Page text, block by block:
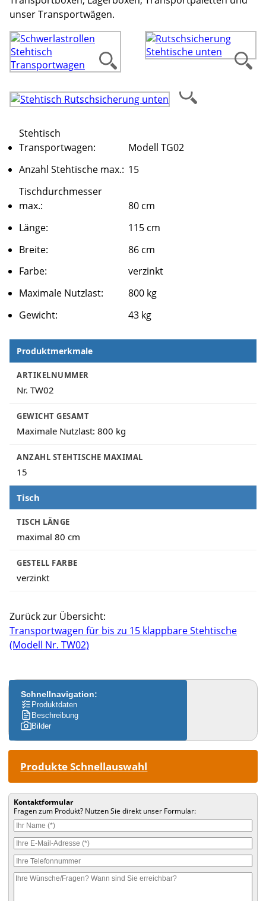
unser Transportwägen.
Stehtisch
Transportwagen:
Modell TG02
Anzahl Stehtische max.: 15
Tischdurchmesser
max.:
80 cm
Länge:
115 cm
Breite:
86 cm
Farbe:
verzinkt
Maximale Nutzlast:
800 kg
Gewicht:
43 kg
Produktmerkmale
ARTIKELNUMMER
Nr. TW02
GEWICHT GESAMT
Maximale Nutzlast: 800 kg
ANZAHL STEHTISCHE MAXIMAL
15
Tisch
TISCH LÄNGE
maximal 80 cm
GESTELL FARBE
verzinkt
Zurück zur Übersicht:
Transportwagen für bis zu 15 klappbare Stehtische
(Modell Nr. TW02)
Schnellnavigation:
Produktdaten
Beschreibung
Bilder
Produkte Schnellauswahl
Kontaktformular
Fragen zum Produkt? Nutzen Sie direkt unser Formular: